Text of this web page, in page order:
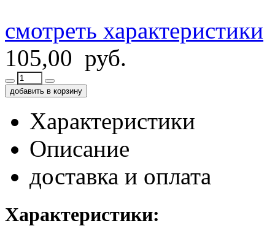
смотреть характеристики
105,00 руб.
добавить в корзину
Характеристики
Описание
доставка и оплата
Характеристики: